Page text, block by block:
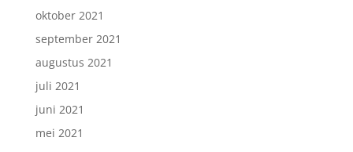
oktober 2021
september 2021
augustus 2021
juli 2021
juni 2021
mei 2021